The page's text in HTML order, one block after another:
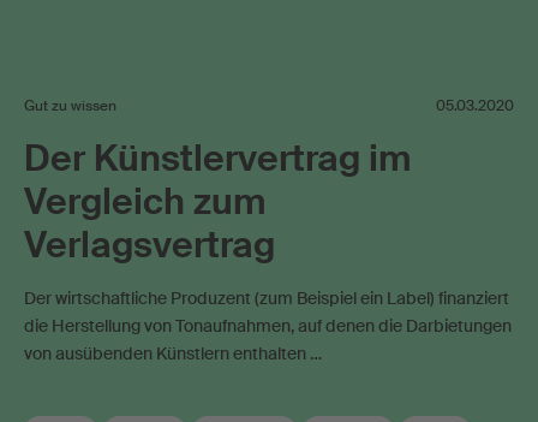
Gut zu wissen 05.03.2020
Der Künstlervertrag im
Vergleich zum
Verlagsvertrag
Der wirtschaftliche Produzent (zum Beispiel ein Label) finanziert
die Herstellung von Tonaufnahmen, auf denen die Darbietungen
von ausübenden Künstlern enthalten …